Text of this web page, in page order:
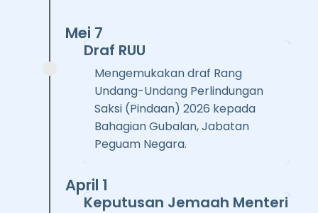
Mei 7
Draf RUU
Mengemukakan draf Rang
Undang-Undang Perlindungan
Saksi (Pindaan) 2026 kepada
Bahagian Gubalan, Jabatan
Peguam Negara.
April 1
Keputusan Jemaah Menteri